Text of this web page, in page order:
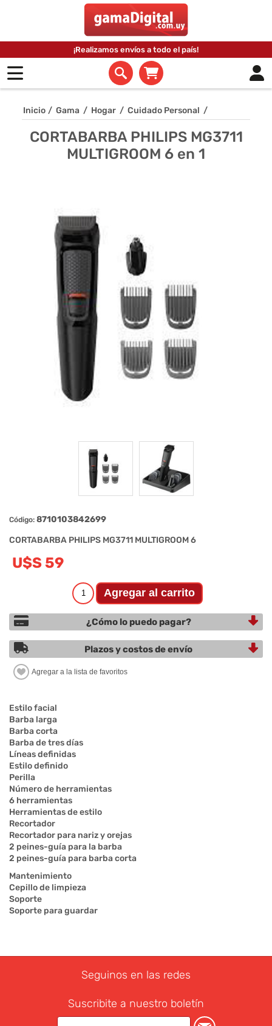
¡Realizamos envíos a todo el país!
Inicio / Gama / Hogar / Cuidado Personal /
CORTABARBA PHILIPS MG3711
MULTIGROOM 6 en 1
Código: 8710103842699
CORTABARBA PHILIPS MG3711 MULTIGROOM 6
U$S 59
¿Cómo lo puedo pagar?
Plazos y costos de envío
Estilo facial
Barba larga
Barba corta
Barba de tres días
Líneas definidas
Estilo definido
Perilla
Número de herramientas
6 herramientas
Herramientas de estilo
Recortador
Recortador para nariz y orejas
2 peines-guía para la barba
2 peines-guía para barba corta
Mantenimiento
Cepillo de limpieza
Soporte
Soporte para guardar
Seguinos en las redes
Suscribite a nuestro boletín